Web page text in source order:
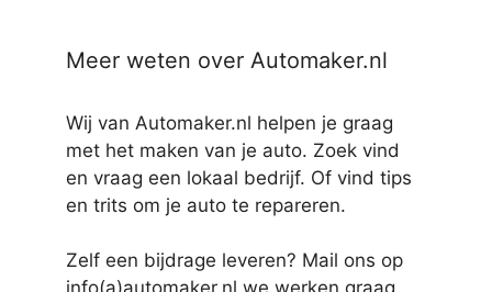
Meer weten over Automaker.nl
Wij van Automaker.nl helpen je graag
met het maken van je auto. Zoek vind
en vraag een lokaal bedrijf. Of vind tips
en trits om je auto te repareren.
Zelf een bijdrage leveren? Mail ons op